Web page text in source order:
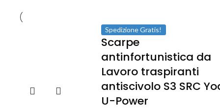
Spedizione Gratis!
Scarpe
antinfortunistica da
Lavoro traspiranti
antiscivolo S3 SRC
U-Power